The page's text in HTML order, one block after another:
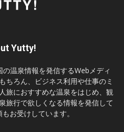
Yutty!
温泉情報を発信するWebメディ
ちろん、ビジネス利用や仕事のミ
旅におすすめな温泉をはじめ、観
旅行で欲しくなる情報を発信して
お受けしています。